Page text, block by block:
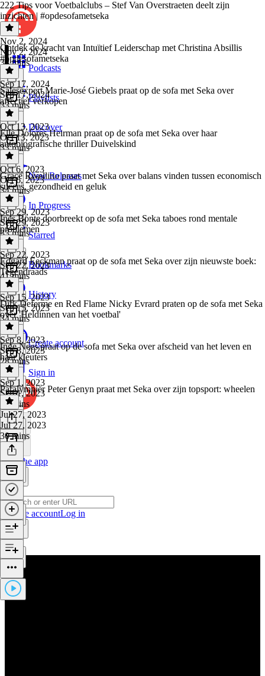
Podcasts
Playlists
Discover
New Releases
In Progress
Starred
Bookmarks
History
Create account
Sign in
Get the app
Create accountLog in
222 Tips voor Voetbalclubs – Stef Van Overstraeten deelt zijn
inzichten | #opdesofametseka
Nov 2, 2024
Nov 2, 2024
38 mins
Ontdek de kracht van Intuïtief Leiderschap met Christina Absillis
#opdesofametseka
Sep 17, 2024
Sep 17, 2024
33 mins
Salesexpert Marie-José Giebels praat op de sofa met Seka over
affectief verkopen
Oct 13, 2023
Oct 13, 2023
33 mins
Elle Dolores Heirman praat op de sofa met Seka over haar
autobiografische thriller Duivelskind
Oct 6, 2023
Oct 6, 2023
34 mins
Grace Rivellino praat met Seka over balans vinden tussen economisch
succes, gezondheid en geluk
Sep 29, 2023
Sep 29, 2023
33 mins
Ines Bonte doorbreekt op de sofa met Seka taboes rond mentale
problemen
Sep 22, 2023
Sep 22, 2023
41 mins
Edgard Eeckman praat op de sofa met Seka over zijn nieuwste boek:
Tegendraads
Sep 15, 2023
Sep 15, 2023
34 mins
Dirk Deferme en Red Flame Nicky Evrard praten op de sofa met Seka
over 'Heldinnen van het voetbal'
Sep 8, 2023
Sep 8, 2023
28 mins
Inge Nees praat op de sofa met Seka over afscheid van het leven en
haar kleuters
Sep 1, 2023
Sep 1, 2023
32 mins
Paralympiër Peter Genyn praat met Seka over zijn topsport: wheelen
Jul 27, 2023
Jul 27, 2023
30 mins